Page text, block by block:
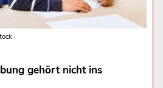
gehört nicht ins